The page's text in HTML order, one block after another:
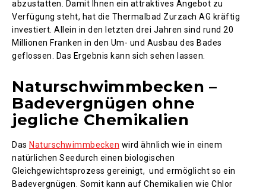
abzustatten. Damit Ihnen ein attraktives Angebot zu
Verfügung steht, hat die Thermalbad Zurzach AG kräftig
investiert. Allein in den letzten drei Jahren sind rund 20
Millionen Franken in den Um- und Ausbau des Bades
geflossen. Das Ergebnis kann sich sehen lassen.
Naturschwimmbecken –
Badevergnügen ohne
jegliche Chemikalien
Das Naturschwimmbecken wird ähnlich wie in einem
natürlichen Seedurch einen biologischen
Gleichgewichtsprozess gereinigt, und ermöglicht so ein
Badevergnügen. Somit kann auf Chemikalien wie Chlor